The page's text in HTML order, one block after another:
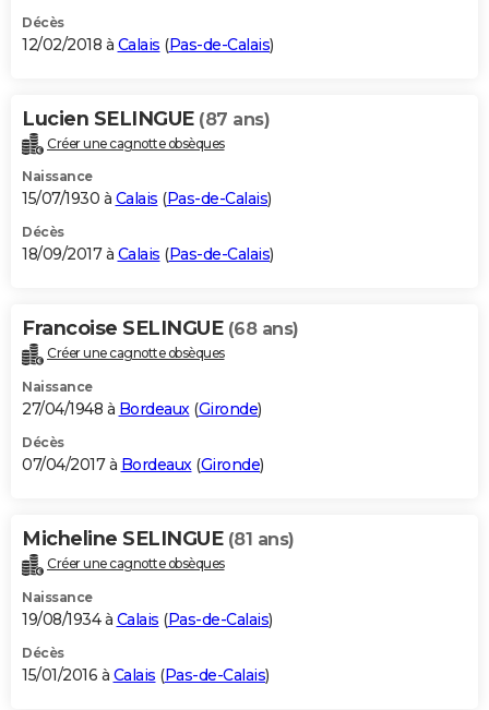
Décès
12/02/2018 à Calais (Pas-de-Calais)
Lucien SELINGUE (87 ans)
Créer une cagnotte obsèques
Naissance
15/07/1930 à Calais (Pas-de-Calais)
Décès
18/09/2017 à Calais (Pas-de-Calais)
Francoise SELINGUE (68 ans)
Créer une cagnotte obsèques
Naissance
27/04/1948 à Bordeaux(Gironde)
Décès
07/04/2017 à Bordeaux(Gironde)
Micheline SELINGUE (81 ans)
Créer une cagnotte obsèques
Naissance
19/08/1934 à Calais (Pas-de-Calais)
Décès
15/01/2016 à Calais (Pas-de-Calais)